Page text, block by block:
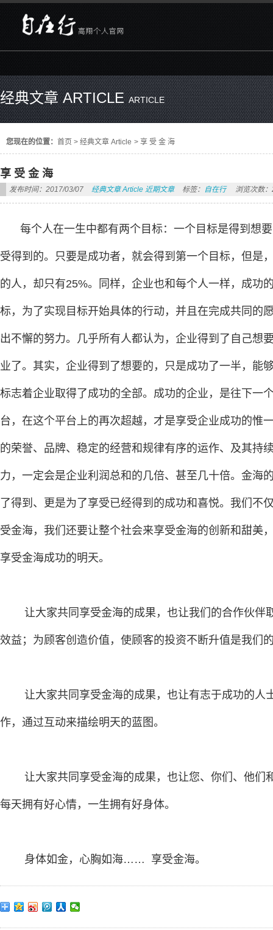
经典文章 ARTICLEARTICLE
您现在的位置： 首页 > 经典文章 Article > 享 受 金 海
享 受 金 海
发布时间：2017/03/07 经典文章 Article 近期文章 标签： 自在行 浏览次数
每个人在一生中都有两个目标：一个目标是得到想
受得到的。只要是成功者，就会得到第一个目标，但是
的人，却只有25%。同样，企业也和每个人一样，成功
标，为了实现目标开始具体的行动，并且在完成共同的
出不懈的努力。几乎所有人都认为，企业得到了自己想
业了。其实，企业得到了想要的，只是成功了一半，能
标志着企业取得了成功的全部。成功的企业，是往下一
台，在这个平台上的再次超越，才是享受企业成功的惟
的荣誉、品牌、稳定的经营和规律有序的运作、及其持
力，一定会是企业利润总和的几倍、甚至几十倍。金海
了得到、更是为了享受已经得到的成功和喜悦。我们不
受金海，我们还要让整个社会来享受金海的创新和甜美
享受金海成功的明天。
让大家共同享受金海的成果，也让我们的合作伙伴
效益；为顾客创造价值，使顾客的投资不断升值是我们
让大家共同享受金海的成果，也让有志于成功的人
作，通过互动来描绘明天的蓝图。
让大家共同享受金海的成果，也让您、你们、他们
每天拥有好心情，一生拥有好身体。
身体如金，心胸如海…… 享受金海。